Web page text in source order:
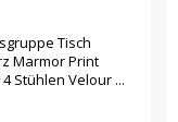
Tisch
Marmor Print
4 Stühlen Velour ...